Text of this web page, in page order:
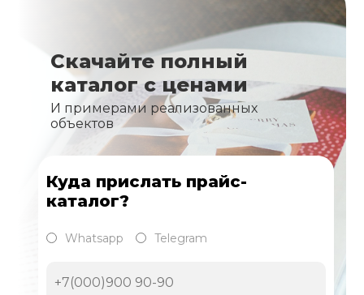
Скачайте полный
каталог с ценами
И примерами реализованных
объектов
Куда прислать прайс-
каталог?
Whatsapp Telegram